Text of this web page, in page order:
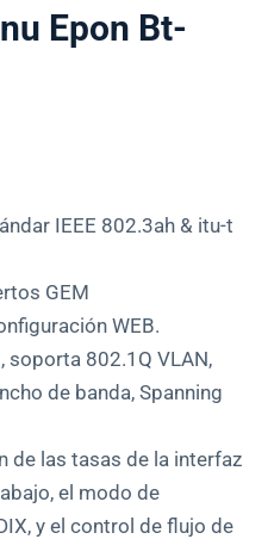
Epon Bt-
IEEE 802.3ah & itu-t
GEM
WEB.
soporta 802.1Q VLAN,
de banda, Spanning
de las tasas de la interfaz
el modo de
y el control de flujo de